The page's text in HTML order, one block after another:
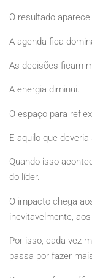
O resultado
A agenda fica
As decisões ficam
A energia diminui.
O espaço para
E aquilo que
Quando isso
do líder.
O impacto chega
inevitavelmente,
Por isso, cada vez
passa por fazer